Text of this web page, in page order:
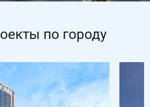
по городу